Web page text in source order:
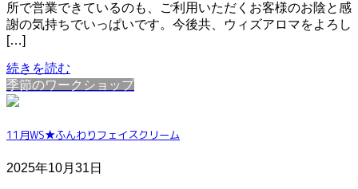
所で営業できているのも、ご利用いただくお客様のお陰と感
謝の気持ちでいっぱいです。今後共、ウィズアロマをよろし
[…]
続きを読む
季節のワークショップ
11月WS★ふんわりフェイスクリーム
2025年10月31日